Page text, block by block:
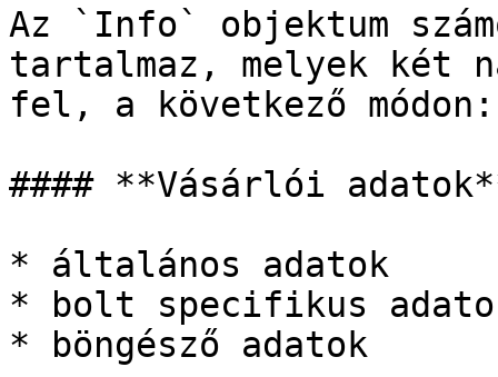
Az `Info` objektum
tartalmaz, melyek két
fel, a következő módon:
#### **Vásárlói
* általános adatok
* bolt specifikus
* böngésző adatok